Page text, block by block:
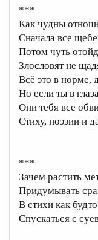
***
Как чудны
Сначала все
Потом чуть
Злословят не
Всё это в норме,
Но если ты в
Они тебя все
Стиху, поэзии и
***
Зачем растить
Придумывать
В стихи как
Спускаться с